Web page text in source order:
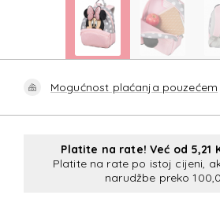
Mogućnost plaćanja pouzećem
Platite na rate! Već od 5,21
Platite na rate po istoj cijeni,
narudžbe preko